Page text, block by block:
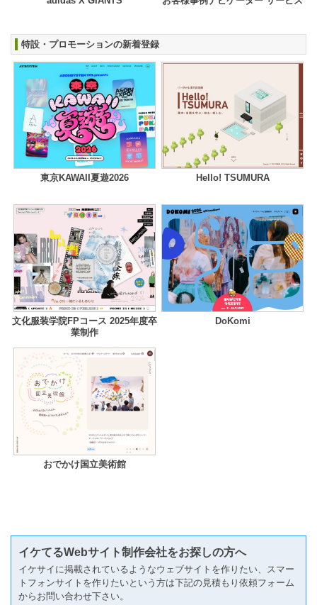
特設・プロモーションの新着登録
東京KAWAII夏遊2026 Hello! TSUMURA
文化服装学院FPコース 2025年度卒
業制作
DoKomi
おでかけ国立美術館
イケてるWebサイト制作会社をお探しの方へ
イケサイに掲載されているようなウェブサイトを作りたい、スマー
トフォンサイトを作りたいという方は下記の見積もり依頼フォーム
からお問い合わせ下さい。